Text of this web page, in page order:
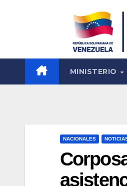
MINISTERIO
NACIONALES